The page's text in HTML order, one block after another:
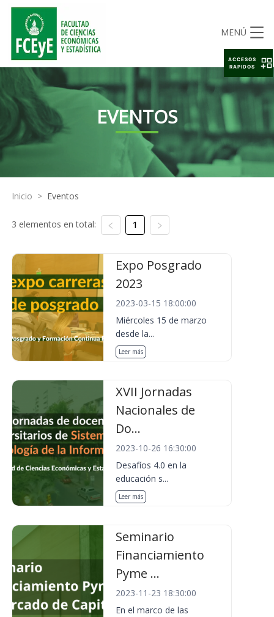
MENÚ
EVENTOS
Inicio > Eventos
3 elementos en total: 1
Expo Posgrado
2023
2023-03-15 18:00:00
Miércoles 15 de marzo
desde la...
Leer más
XVII Jornadas
Nacionales de
Do...
2023-10-26 16:30:00
Desafíos 4.0 en la
educación s...
Leer más
Seminario
Financiamiento
Pyme ...
2023-11-23 18:30:00
En el marco de las
ACCESOS
RAPIDOS